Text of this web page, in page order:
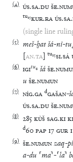
(4) ÚS.SA.DUŠE.
tu₁₅KUR.RAÚS.SA.
(single line
(5) meš-ḫatšá-ni-tu
[AN.TA] tu₁₅SI.SÁ
(6) IGItu₄ šáŠE.
uŠE.NUMUN
(7) NÍG.GA dGAŠAN-
ÚS.SA.DUŠE.
(8) 285KÙŠSAG.KIKI
d60PAP 17GUR 1
(9) ŠE.NUMUNzaq-pi
a-du ⸢ma⸣-⸢la⸣